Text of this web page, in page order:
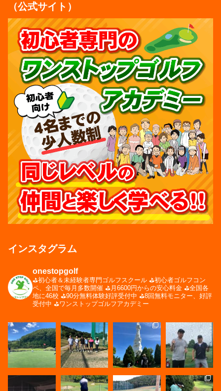
（公式サイト）
インスタグラム
onestopgolf
⛳️初心者＆未経験者専門ゴルフスクール ⛳️初心者ゴルフコン
ペ、全国で毎月多数開催 ⛳️月6600円からの安心料金 ⛳️全国各
地に46校 ⛳️90分無料体験好評受付中 ⛳️8回無料モニター、好評
受付中 ⛳️ワンストップゴルフアカデミー